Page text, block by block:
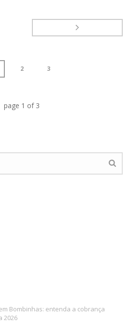
2 3
page 1 of 3
Bombinhas: entenda a cobrança
2026